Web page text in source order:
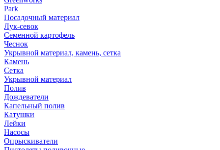
Park
Посадочный материал
Лук-севок
Семенной картофель
Чеснок
Укрывной материал, камень, сетка
Камень
Сетка
Укрывной материал
Полив
Дождеватели
Капельный полив
Катушки
Лейки
Насосы
Опрыскиватели